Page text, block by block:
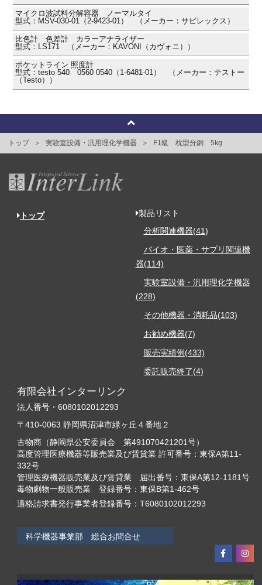
マイクロ波試料分解容器 ノーマルタイ
型式：MSV-030-01（2-9423-01） （メーカー：サビレックス）
比色計 色差計 カラーアナライザー
型式：LS171 （メーカー：KAVONI（カヴォニ））
ポケットライン 照度計
型式：testo 540 0560 0540（1-6481-01） （メーカー：テストー
（Testo））
トップ 実験室設備・汎用理化学機器 F1級 枕型分銅 5kg
トップ
製品リスト
分析関連機器(41)
バイオ・医薬・サプリ関連機
器(114)
実験室設備・汎用理化学機器
(228)
その他機器・消耗品(103)
お勧め機器(7)
販売実績例(433)
委託販売終了(4)
有限会社インターリンク
法人番号・6080102012293
〒410-0063 静岡県沼津市緑ヶ丘４番地２
古物商（静岡県公安委員会 第491070421201号）
高度管理医療機器等販売業及び賃貸業 許可番号：東保A第11-
332号
管理医療機器販売業及び賃貸業 届出番号：東保A第12-1181号
毒物劇物一般販売業 登録番号：東保B第1-462号
適格請求書発行事業者登録番号：T6080102012293
科学機器事業部 総合お問合せ